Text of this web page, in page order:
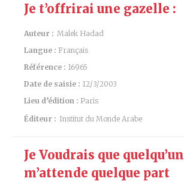
Je t’offrirai une gazelle :
Auteur : Malek Hadad
Langue : Français
Référence : 16965
Date de saisie : 12/3/2003
Lieu d’édition : Paris
Éditeur : Institut du Monde Arabe
Je Voudrais que quelqu’un
m’attende quelque part